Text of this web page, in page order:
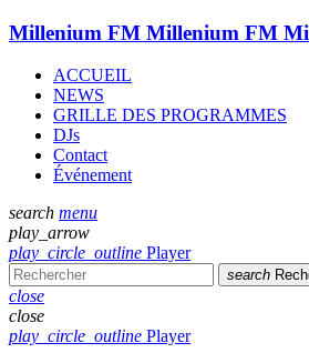
Millenium FM Millenium FM
ACCUEIL
NEWS
GRILLE DES PROGRAMMES
DJs
Contact
Événement
search menu
play_arrow
play_circle_outline Player
search
close
close
play_circle_outline Player